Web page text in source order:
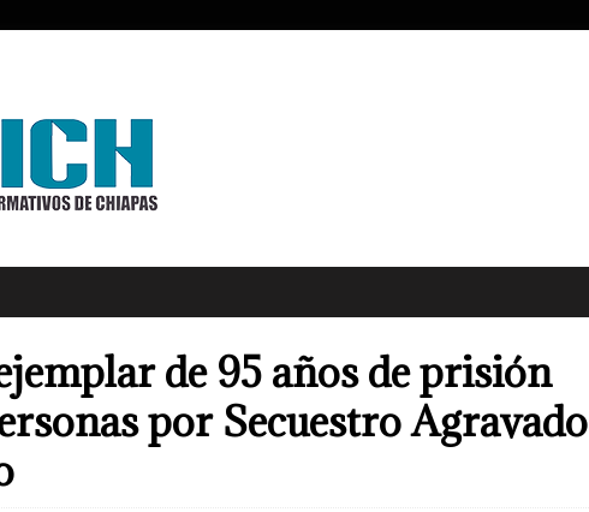
de 95 años de prisión
por Secuestro Agravado